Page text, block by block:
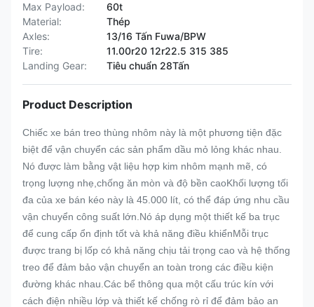
Max Payload:
60t
Material:
Thép
Axles:
13/16 Tấn Fuwa/BPW
Tire:
11.00r20 12r22.5 315 385
Landing Gear:
Tiêu chuẩn 28Tấn
Product Description
Chiếc xe bán treo thùng nhôm này là một phương tiện đặc
biệt để vận chuyển các sản phẩm dầu mỏ lỏng khác nhau.
Nó được làm bằng vật liệu hợp kim nhôm mạnh mẽ, có
trọng lượng nhẹ,chống ăn mòn và độ bền caoKhối lượng tối
đa của xe bán kéo này là 45.000 lít, có thể đáp ứng nhu cầu
vận chuyển công suất lớn.Nó áp dụng một thiết kế ba trục
để cung cấp ổn định tốt và khả năng điều khiểnMỗi trục
được trang bị lốp có khả năng chịu tải trọng cao và hệ thống
treo để đảm bảo vận chuyển an toàn trong các điều kiện
đường khác nhau.Các bể thông qua một cấu trúc kín với
cách điện nhiều lớp và thiết kế chống rò rỉ để đảm bảo an